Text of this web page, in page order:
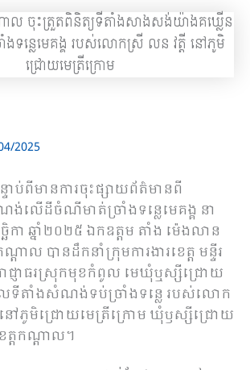
2025
ទាប់ពីមានការចុះផ្សាយព័ត៌មានពី
ើដីចំណីមាត់ច្រាំងទន្លេមេគង្គ នា
ឆិកា ឆ្នាំ២០២៥ ឯកឧត្តម តាំង ម៉េងលាន
តាល បានដឹកនាំក្រុមការងារខេត្ត មន្ទីរ
ាជ្ញាធរស្រុកមុខកំពូល មេឃុំឬស្សីជ្រោយ
លទីតាំងសំណង់ទប់ច្រាំងទន្លេ របស់លោក
នៅភូមិជ្រោយមេត្រីក្រោម ឃុំឫស្សីជ្រោយ
តកណ្ដាល។